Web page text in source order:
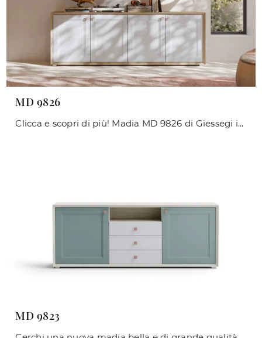
MD 9826
Clicca e scopri di più! Madia MD 9826 di Giessegi in melaminico: ti sta aspettando per valorizzare le tue stanze classiche.
MD 9823